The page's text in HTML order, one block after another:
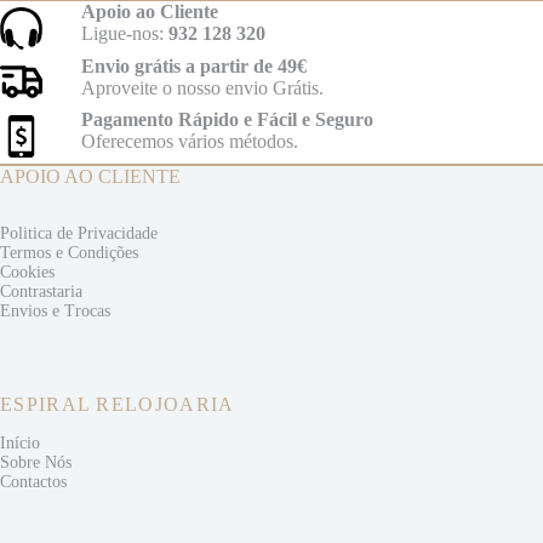
Apoio ao Cliente
Ligue-nos: 932 128 320
Envio grátis a partir de 49€
Aproveite o nosso envio Grátis.
Pagamento Rápido e Fácil e Seguro
Oferecemos vários métodos.
APOIO AO CLIENTE
Politica de Privacidade
Termos e Condições
Cookies
Contrastaria
Envios e Trocas
ESPIRAL RELOJOARIA
Início
Sobre Nós
Contactos